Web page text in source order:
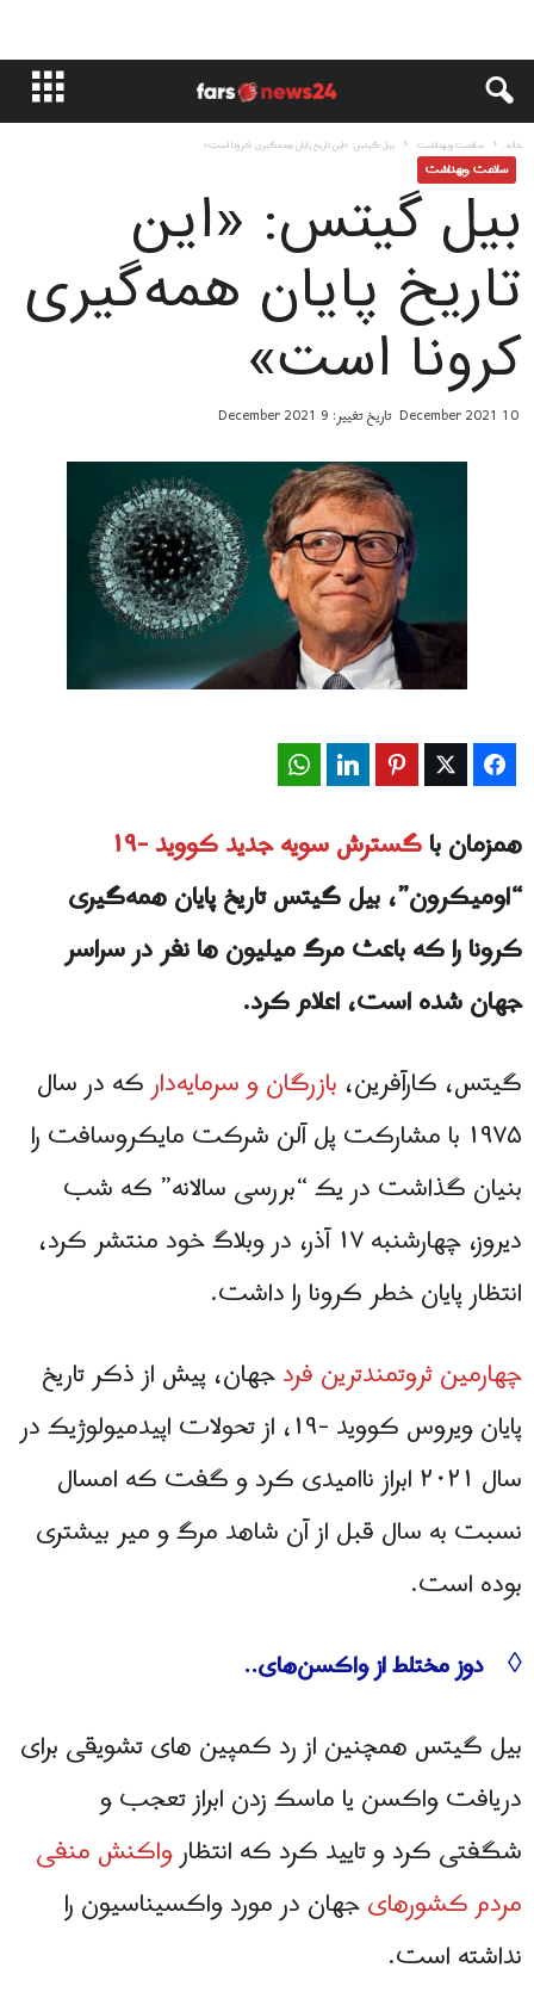
خانه سلامت وبهداشت بیل گیتس: «این تاریخ پایان همه‌گیری ​کرونا است»
سلامت وبهداشت
بیل گیتس: «این
تاریخ پایان همه‌گیری
​کرونا است»
10 December 2021 تاریخ تغییر: 9 December 2021
Facebook
Twitter
Pinterest
LinkedIn
همزمان باگسترش سویه جدید کووید -۱۹
“اومیکرون”، بیل گیتس تاریخ پایان همه‌گیری ​
کرونا را که باعث مرگ میلیون ها نفر در سراسر
جهان شده است، اعلام کرد.
گیتس، کارآفرین، بازرگان و سرمایه‌دارکه در سال
۱۹۷۵ با مشارکت پل آلن شرکت مایکروسافت را
بنیان گذاشت در یک “بررسی سالانه” که شب
دیروز، چهارشنبه ۱۷ آذر، در وبلاگ خود منتشر کرد،
انتظار پایان خطر کرونا را داشت.
چهارمین ثروتمندترین فردجهان، پیش از ذکر تاریخ
پایان ویروس کووید -۱۹، از تحولات اپیدمیولوژیک در
سال ۲۰۲۱ ابراز ناامیدی کرد و گفت که امسال
نسبت به سال قبل از آن شاهد مرگ و میر بیشتری
بوده است.
◊ دوز مختلط از واکسن‌های..
بیل گیتس همچنین از رد کمپین های تشویقی برای
دریافت واکسن یا ماسک زدن ابراز تعجب و
شگفتی کرد و تایید کرد که انتظارواکنش منفی
مردم کشورهایجهان در مورد واکسیناسیون را
نداشته است.